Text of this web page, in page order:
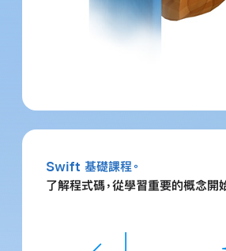
Swift 基礎課程。
了解程式碼，從學習重要的概念開